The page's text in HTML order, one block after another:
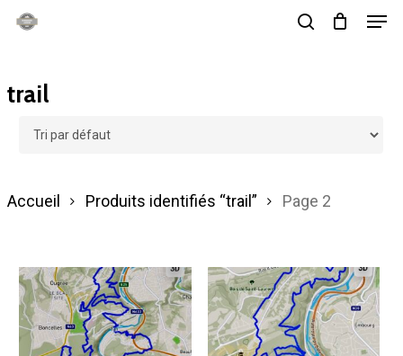
Skip
content
trail
Accueil Produits identifiés “trail” Page 2